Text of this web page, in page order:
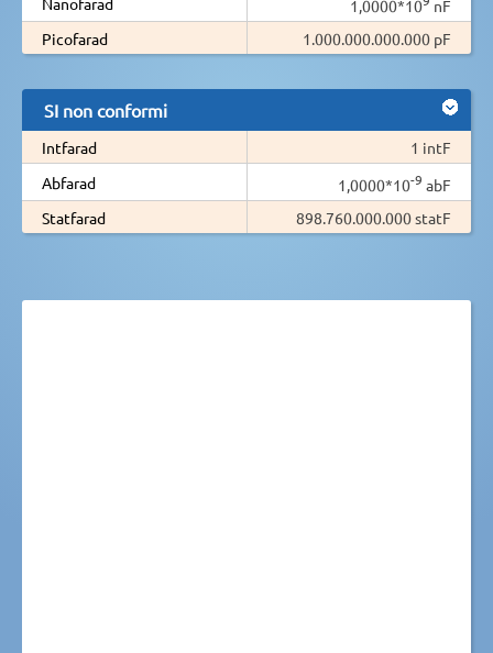
1,0000*10
nF
Picofarad
1.000.000.000.000 pF
SI non conformi
Intfarad
1 intF
Abfarad
1,0000*10-9 abF
Statfarad
898.760.000.000 statF